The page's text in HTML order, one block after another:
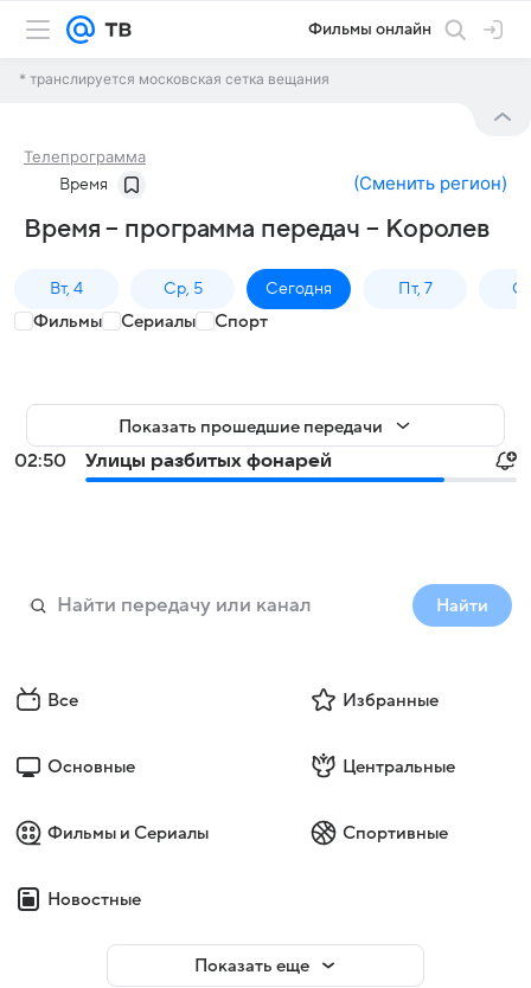
Фильмы онлайн
* транслируется московская сетка вещания
Телепрограмма
Время (Сменить регион)
Время – программа передач – Королев
Вт, 4 Ср, 5 Сегодня Пт, 7
Фильмы Сериалы Спорт
Показать прошедшие передачи
02:50 Улицы разбитых фонарей
Найти
Все Избранные
Основные Центральные
Фильмы и Сериалы Спортивные
Новостные
Показать еще